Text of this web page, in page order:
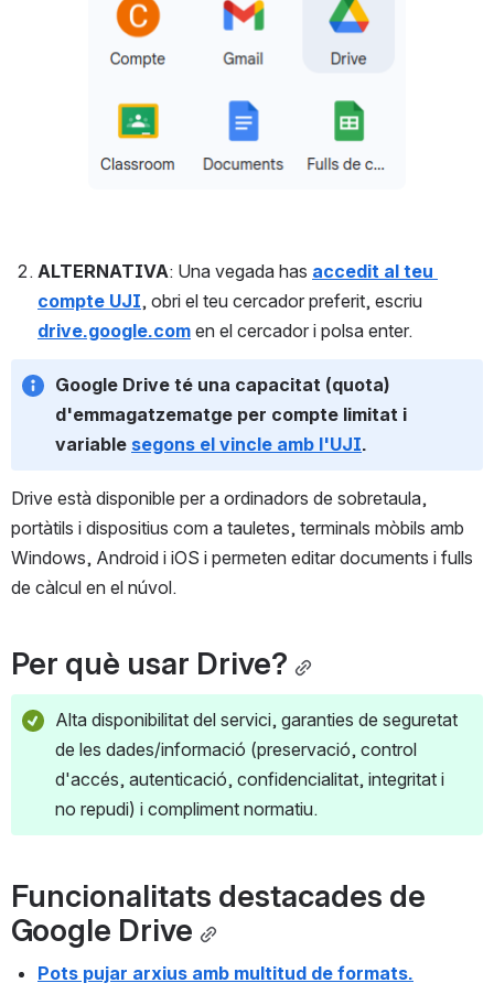
ALTERNATIVA: Una vegada has accedit al teu
compte UJI
drive.google.com en el cercador i polsa enter.
Google Drive té una capacitat (quota)
d'emmagatzematge per compte limitat i
variable segons el vincle amb l'UJI.
Drive està disponible per a ordinadors de sobretaula,
portàtils i dispositius com a tauletes, terminals mòbils amb
Windows, Android i iOS i permeten editar documents i fulls
de càlcul en el núvol.
Per què usar Drive?
Alta disponibilitat del servici, garanties de seguretat
de les dades/informació (preservació, control
d'accés, autenticació, confidencialitat, integritat i
no repudi) i compliment normatiu.
Funcionalitats destacades de
Google Drive
Pots pujar arxius amb multitud de formats.